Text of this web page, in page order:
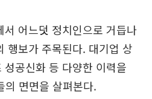
어느덧 정치인으로 거듭나
행보가 주목된다. 대기업 상
공신화 등 다양한 이력을
의 면면을 살펴본다.